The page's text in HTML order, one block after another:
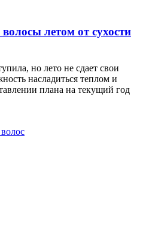
летом от сухости
но лето не сдает свои
насладиться теплом и
плана на текущий год